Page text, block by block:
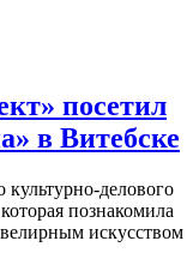
посетил
в Витебске
делового
познакомила
искусством